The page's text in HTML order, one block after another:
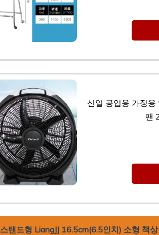
신일 공업용 가정
팬
스탠드형 LiangJJ 16.5cm(6.5인치) 소형 책